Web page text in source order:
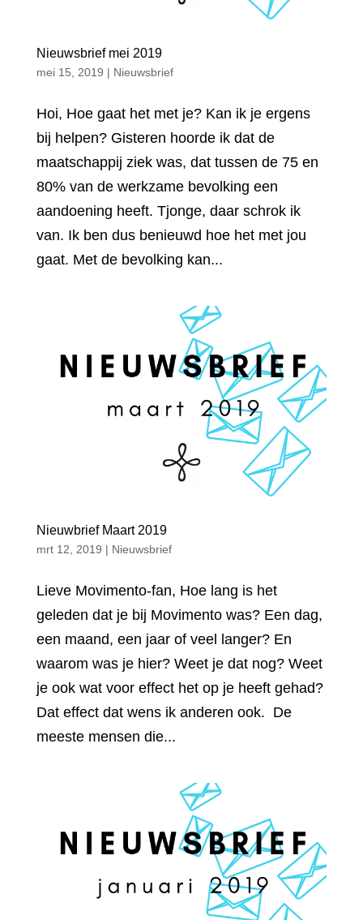
Nieuwsbrief mei 2019
mei 15, 2019 | Nieuwsbrief
Hoi, Hoe gaat het met je? Kan ik je ergens
bij helpen? Gisteren hoorde ik dat de
maatschappij ziek was, dat tussen de 75 en
80% van de werkzame bevolking een
aandoening heeft. Tjonge, daar schrok ik
van. Ik ben dus benieuwd hoe het met jou
gaat. Met de bevolking kan...
Nieuwbrief Maart 2019
mrt 12, 2019 | Nieuwsbrief
Lieve Movimento-fan, Hoe lang is het
geleden dat je bij Movimento was? Een dag,
een maand, een jaar of veel langer? En
waarom was je hier? Weet je dat nog? Weet
je ook wat voor effect het op je heeft gehad?
Dat effect dat wens ik anderen ook. De
meeste mensen die...